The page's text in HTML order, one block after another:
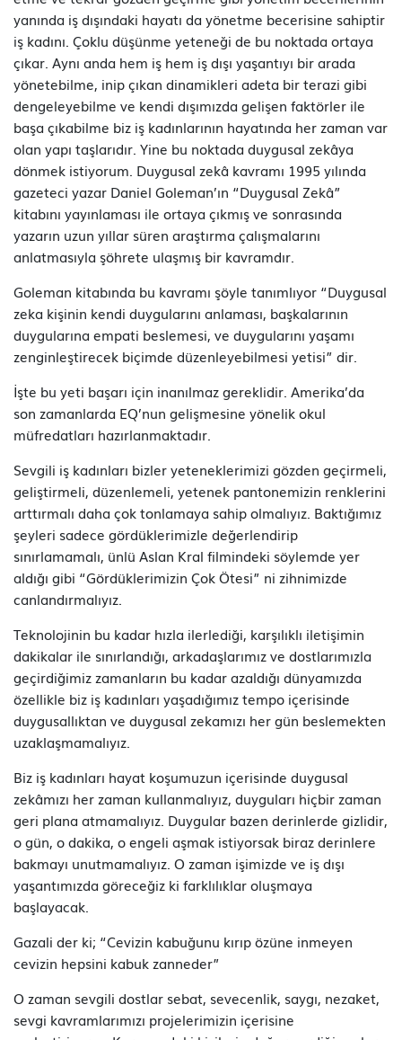
yanında iş dışındaki hayatı da yönetme becerisine sahiptir
iş kadını. Çoklu düşünme yeteneği de bu noktada ortaya
çıkar. Aynı anda hem iş hem iş dışı yaşantıyı bir arada
yönetebilme, inip çıkan dinamikleri adeta bir terazi gibi
dengeleyebilme ve kendi dışımızda gelişen faktörler ile
başa çıkabilme biz iş kadınlarının hayatında her zaman var
olan yapı taşlarıdır. Yine bu noktada duygusal zekâya
dönmek istiyorum. Duygusal zekâ kavramı 1995 yılında
gazeteci yazar Daniel Goleman’ın “Duygusal Zekâ”
kitabını yayınlaması ile ortaya çıkmış ve sonrasında
yazarın uzun yıllar süren araştırma çalışmalarını
anlatmasıyla şöhrete ulaşmış bir kavramdır.
Goleman kitabında bu kavramı şöyle tanımlıyor “Duygusal
zeka kişinin kendi duygularını anlaması, başkalarının
duygularına empati beslemesi, ve duygularını yaşamı
zenginleştirecek biçimde düzenleyebilmesi yetisi” dir.
İşte bu yeti başarı için inanılmaz gereklidir. Amerika’da
son zamanlarda EQ’nun gelişmesine yönelik okul
müfredatları hazırlanmaktadır.
Sevgili iş kadınları bizler yeteneklerimizi gözden geçirmeli,
geliştirmeli, düzenlemeli, yetenek pantonemizin renklerini
arttırmalı daha çok tonlamaya sahip olmalıyız. Baktığımız
şeyleri sadece gördüklerimizle değerlendirip
sınırlamamalı, ünlü Aslan Kral filmindeki söylemde yer
aldığı gibi “Gördüklerimizin Çok Ötesi” ni zihnimizde
canlandırmalıyız.
Teknolojinin bu kadar hızla ilerlediği, karşılıklı iletişimin
dakikalar ile sınırlandığı, arkadaşlarımız ve dostlarımızla
geçirdiğimiz zamanların bu kadar azaldığı dünyamızda
özellikle biz iş kadınları yaşadığımız tempo içerisinde
duygusallıktan ve duygusal zekamızı her gün beslemekten
uzaklaşmamalıyız.
Biz iş kadınları hayat koşumuzun içerisinde duygusal
zekâmızı her zaman kullanmalıyız, duyguları hiçbir zaman
geri plana atmamalıyız. Duygular bazen derinlerde gizlidir,
o gün, o dakika, o engeli aşmak istiyorsak biraz derinlere
bakmayı unutmamalıyız. O zaman işimizde ve iş dışı
yaşantımızda göreceğiz ki farklılıklar oluşmaya
başlayacak.
Gazali der ki; “Cevizin kabuğunu kırıp özüne inmeyen
cevizin hepsini kabuk zanneder”
O zaman sevgili dostlar sebat, sevecenlik, saygı, nezaket,
sevgi kavramlarımızı projelerimizin içerisine